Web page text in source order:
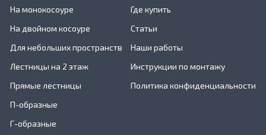
На монокосоуре
На двойном косоуре
Для небольших пространств
Лестницы на 2 этаж
Прямые лестницы
П-образные
Г-образные
Где купить
Статьи
Наши работы
Инструкции по монтажу
Политика конфиденциальности